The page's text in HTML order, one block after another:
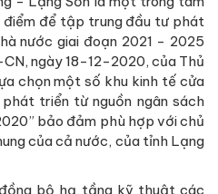
để tập trung đầu tư phát
nước giai đoạn 2021 - 2025
ngày 18-12-2020, của Thủ
chọn một số khu kinh tế cửa
triển từ nguồn ngân sách
bảo đảm phù hợp với chủ
của cả nước, của tỉnh Lạng
bộ hạ tầng kỹ thuật các